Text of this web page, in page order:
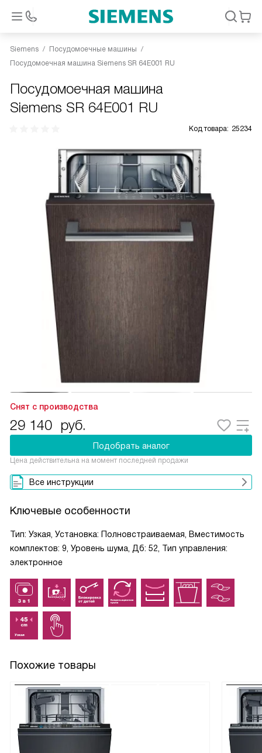
Siemens
Посудомоечные машины
Посудомоечная машина Siemens SR 64E001 RU
Посудомоечная машина
Siemens SR 64E001 RU
Код товара: 25234
Снят с производства
29 140 руб.
Подобрать аналог
Цена действительна на момент последней продажи
Все инструкции
Ключевые особенности
Тип: Узкая, Установка: Полновстраиваемая, Вместимость
комплектов: 9, Уровень шума, Дб: 52, Тип управления:
электронное
Похожие товары